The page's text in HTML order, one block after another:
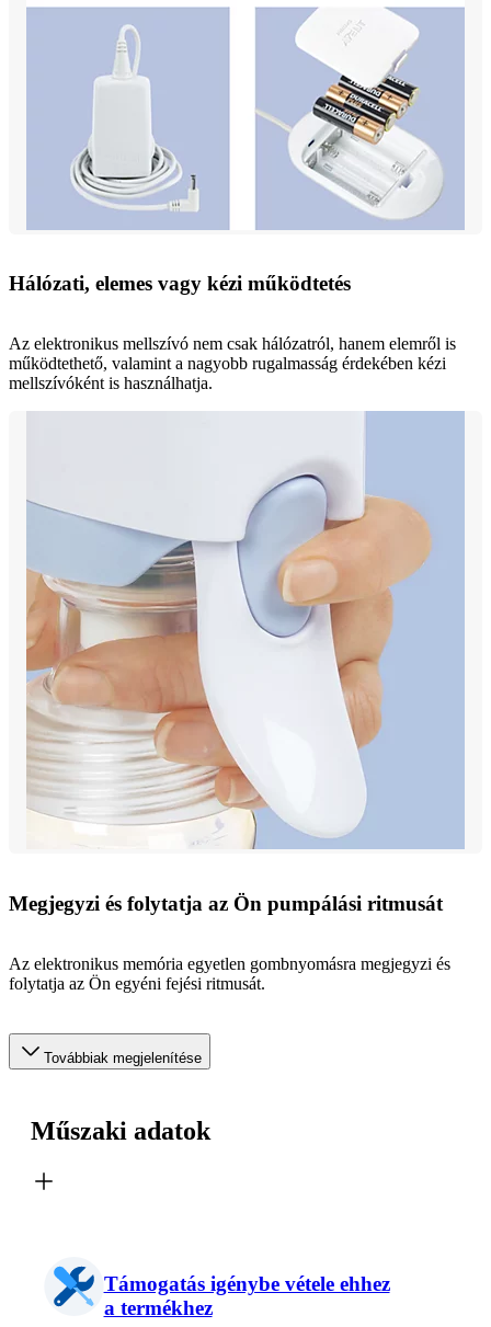
Hálózati, elemes vagy kézi működtetés
Az elektronikus mellszívó nem csak hálózatról, hanem elemről is
működtethető, valamint a nagyobb rugalmasság érdekében kézi
mellszívóként is használhatja.
Megjegyzi és folytatja az Ön pumpálási ritmusát
Az elektronikus memória egyetlen gombnyomásra megjegyzi és
folytatja az Ön egyéni fejési ritmusát.
Továbbiak megjelenítése
Műszaki adatok
Támogatás igénybe vétele ehhez
a termékhez